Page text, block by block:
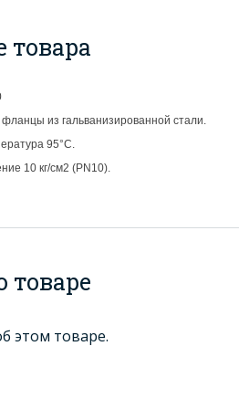
товара
из гальванизированной стали.
95°С.
10 кг/см2 (PN10).
товаре
этом товаре.